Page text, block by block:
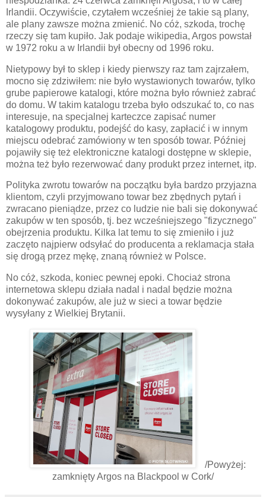
Irlandii. Oczywiście, czytałem wcześniej że takie są plany,
ale plany zawsze można zmienić. No cóż, szkoda, trochę
rzeczy się tam kupiło. Jak podaje wikipedia, Argos powstał
w 1972 roku a w Irlandii był obecny od 1996 roku.
Nietypowy był to sklep i kiedy pierwszy raz tam zajrzałem,
mocno się zdziwiłem: nie było wystawionych towarów, tylko
grube papierowe katalogi, które można było również zabrać
do domu. W takim katalogu trzeba było odszukać to, co nas
interesuje, na specjalnej karteczce zapisać numer
katalogowy produktu, podejść do kasy, zapłacić i w innym
miejscu odebrać zamówiony w ten sposób towar. Później
pojawiły się też elektroniczne katalogi dostępne w sklepie,
można też było rezerwować dany produkt przez internet, itp.
Polityka zwrotu towarów na początku była bardzo przyjazna
klientom, czyli przyjmowano towar bez zbędnych pytań i
zwracano pieniądze, przez co ludzie nie bali się dokonywać
zakupów w ten sposób, tj. bez wcześniejszego "fizycznego"
obejrzenia produktu. Kilka lat temu to się zmieniło i już
zaczęto najpierw odsyłać do producenta a reklamacja stała
się drogą przez mękę, znaną również w Polsce.
No cóż, szkoda, koniec pewnej epoki. Chociaż strona
internetowa sklepu działa nadal i nadal będzie można
dokonywać zakupów, ale już w sieci a towar będzie
wysyłany z Wielkiej Brytanii.
/Powyżej:
zamknięty Argos na Blackpool w Cork/